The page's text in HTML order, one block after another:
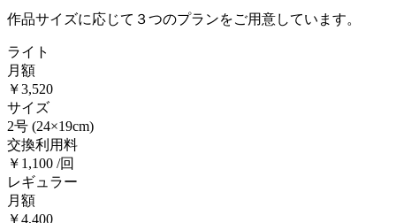
作品サイズに応じて３つのプランをご用意しています。
ライト
月額
￥3,520
サイズ
2号 (24×19cm)
交換利用料
￥1,100 /回
レギュラー
月額
￥4,400